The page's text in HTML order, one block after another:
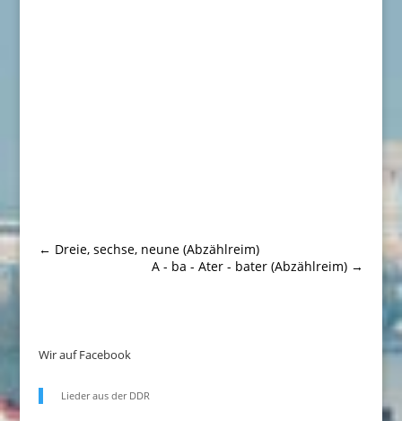
← Dreie, sechse, neune (Abzählreim)
A - ba - Ater - bater (Abzählreim) →
Wir auf Facebook
Lieder aus der DDR